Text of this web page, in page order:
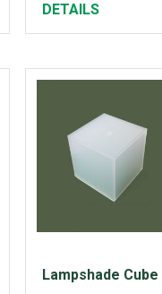
DETAILS
Lampshade Cube